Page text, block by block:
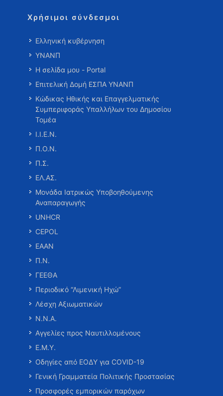
Χρήσιμοι σύνδεσμοι
Ελληνική κυβέρνηση
ΥΝΑΝΠ
Η σελίδα μου - Portal
Επιτελική Δομή ΕΣΠΑ ΥΝΑΝΠ
Κώδικας Ηθικής και Επαγγελματικής
Συμπεριφοράς Υπαλλήλων του Δημοσίου
Τομέα
Ι.Ι.Ε.Ν.
Π.Ο.Ν.
Π.Σ.
ΕΛ.ΑΣ.
Μονάδα Ιατρικώς Υποβοηθούμενης
Αναπαραγωγής
UNHCR
CEPOL
ΕΑΑΝ
Π.Ν.
ΓΕΕΘΑ
Περιοδικό “Λιμενική Ηχώ”
Λέσχη Αξιωματικών
Ν.Ν.Α.
Αγγελίες προς Ναυτιλλομένους
Ε.Μ.Υ.
Οδηγίες από ΕΟΔΥ για COVID-19
Γενική Γραμματεία Πολιτικής Προστασίας
Προσφορές εμπορικών παρόχων